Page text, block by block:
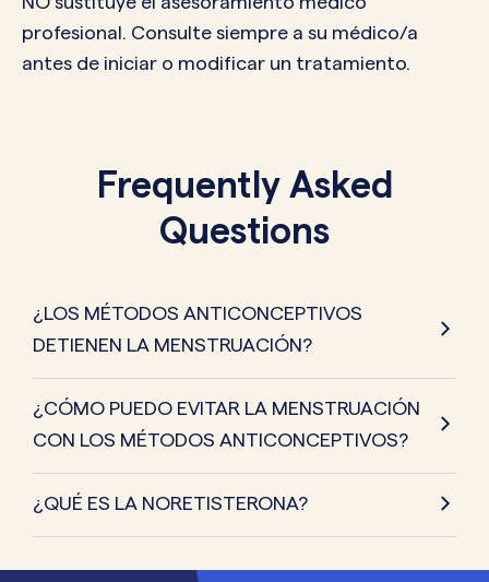
profesional. Consulte siempre a su médico/a
antes de iniciar o modificar un tratamiento.
Frequently Asked
Questions
¿LOS MÉTODOS ANTICONCEPTIVOS
DETIENEN LA MENSTRUACIÓN?
¿CÓMO PUEDO EVITAR LA MENSTRUACIÓN
CON LOS MÉTODOS ANTICONCEPTIVOS?
¿QUÉ ES LA NORETISTERONA?